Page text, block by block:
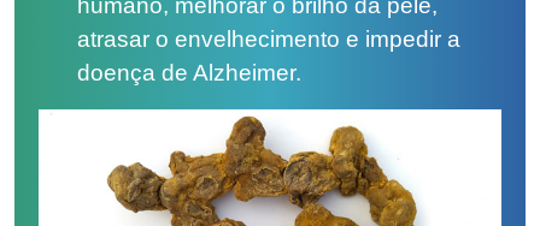
humano, melhorar o brilho da pele,
atrasar o envelhecimento e impedir a
doença de Alzheimer.